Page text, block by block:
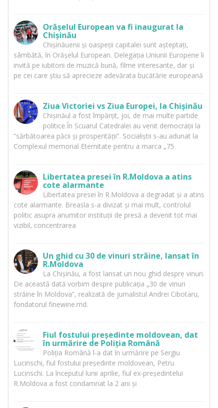
Orășelul European va fi inaugurat la
Chișinău
Chișinăuenii și oaspeții capitalei sunt așteptați,
sâmbătă, în Orășelul European. Delegația Uniunii Europene îi
invită pe iubitorii de muzică bună, filme interesante, dar și
pe cei care știu să aprecieze adevărata bucătărie europeană
Ziua Victoriei vs Ziua Europei, la Chișinău
Chișinăul a fost împărțit, joi, de mai multe partide
politice.În Scuarul Catedralei au venit democrații la
”sărbătoarea păcii și prosperității”. Socialiștii s-au adunat la
Complexul memorial Eternitate pentru a marca „75
Libertatea presei în R.Moldova a atins
cote alarmante
Libertatea presei în R.Moldova a degradat și a atins
cote alarmante. Breasla s-a divizat și mai mult, controlul
politic asupra anumitor instituții de presă a devenit tot mai
vizibil, concentrarea
Un ghid cu 30 de vinuri străine, lansat în
R.Moldova
La Chișinău, a fost lansat un nou ghid despre vinuri.
De această dată vorbim despre publicația „30 de vinuri
străine în Moldova”, realizată de jurnalistul Andrei Cibotaru,
fondatorul finewine.md.
Fiul fostului președinte moldovean, dat
în urmărire de Poliția Română
Poliția Română l-a dat în urmărire pe Sergiu
Lucinschi, fiul fostului președinte moldovean, Petru
Lucinschi. La începutul lunii aprilie, fiul ex-președintelui
R.Moldova a fost condamnat la 2 ani și